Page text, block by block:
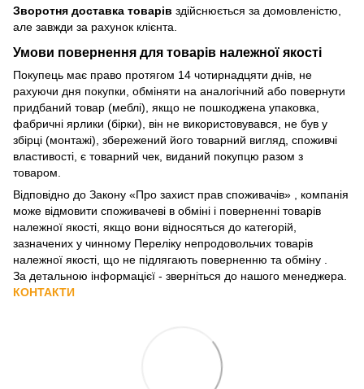
Зворотня доставка товарів здійснюється за домовленістю,
але завжди за рахунок клієнта.
Умови повернення для товарів належної якості
Покупець має право протягом 14 чотирнадцяти днів, не
рахуючи дня покупки, обміняти на аналогічний або повернути
придбаний товар (меблі), якщо не пошкоджена упаковка,
фабричні ярлики (бірки), він не використовувався, не був у
збірці (монтажі), збережений його товарний вигляд, споживчі
властивості, є товарний чек, виданий покупцю разом з
товаром.
Відповідно до Закону «Про захист прав споживачів» , компанія
може відмовити споживачеві в обміні і поверненні товарів
належної якості, якщо вони відносяться до категорій,
зазначених у чинному Переліку непродовольчих товарів
належної якості, що не підлягають поверненню та обміну
За детальною інформацієї - зверніться до нашого менеджера.
КОНТАКТИ